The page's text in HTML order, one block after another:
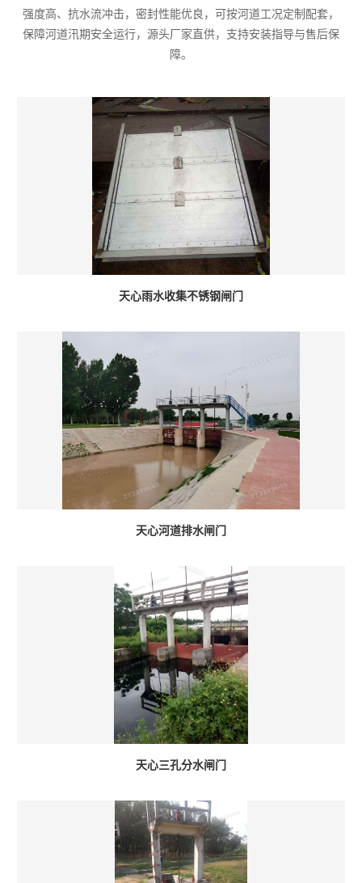
强度高、抗水流冲击，密封性能优良，可按河道工况定制配套，
保障河道汛期安全运行，源头厂家直供，支持安装指导与售后保
障。
天心雨水收集不锈钢闸门
天心河道排水闸门
天心三孔分水闸门